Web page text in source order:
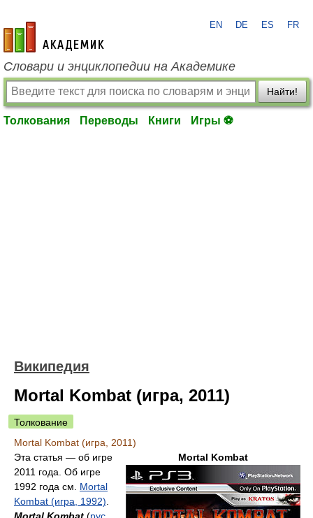
academic.ru
EN DE ES FR
Словари и энциклопедии на Академике
Найти!
Толкования Переводы Книги Игры ⚽
Википедия
Mortal Kombat (игра, 2011)
Толкование
Mortal Kombat (игра, 2011)
Mortal Kombat
Эта статья — об игре
2011 года. Об игре
1992 года см. Mortal
Kombat (игра, 1992)